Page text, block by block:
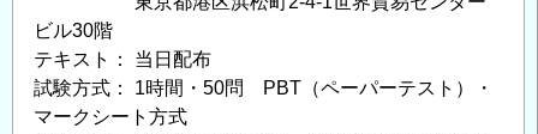
ビル30階
テキスト： 当日配布
試験方式： 1時間・50問 PBT（ペーパーテスト）・
マークシート方式